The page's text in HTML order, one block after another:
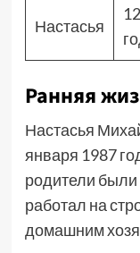
Настасья
Ранняя
Настасья
января 1987
родители
работал на
домашним